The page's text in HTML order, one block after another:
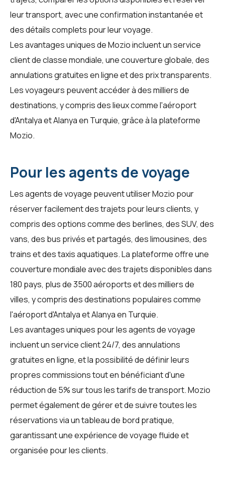
leur transport, avec une confirmation instantanée et
des détails complets pour leur voyage.
Les avantages uniques de Mozio incluent un service
client de classe mondiale, une couverture globale, des
annulations gratuites en ligne et des prix transparents.
Les voyageurs peuvent accéder à des milliers de
destinations, y compris des lieux comme l'aéroport
d'Antalya et Alanya en Turquie, grâce à la plateforme
Mozio.
Pour les agents de voyage
Lesagents de voyage peuvent utiliser Mozio pour
réserver facilement des trajets pour leurs clients, y
compris des options comme des berlines, des SUV, des
vans, des bus privés et partagés, des limousines, des
trains et des taxis aquatiques. La plateforme offre une
couverture mondiale avec des trajets disponibles dans
180 pays, plus de 3500 aéroports et des milliers de
villes, y compris des destinations populaires comme
l'aéroport d'Antalya et Alanya en Turquie.
Les avantages uniques pour lesagents de voyage
incluent un service client 24/7, des annulations
gratuites en ligne, et la possibilité de définir leurs
propres commissions tout en bénéficiant d'une
réduction de 5% sur tous les tarifs de transport. Mozio
permet également de gérer et de suivre toutes les
réservations via un tableau de bord pratique,
garantissant une expérience de voyage fluide et
organisée pour les clients.